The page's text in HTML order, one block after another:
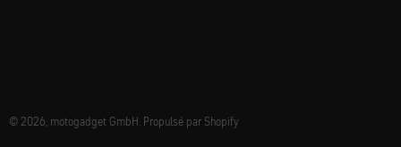
© 2026, motogadget GmbH. Propulsé par Shopify